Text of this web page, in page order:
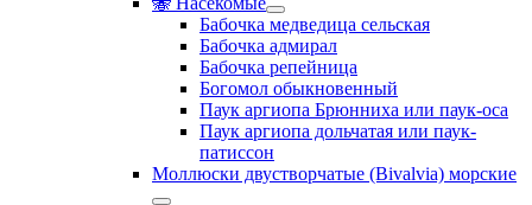
Бабочка медведица сельская
Бабочка адмирал
Бабочка репейница
Богомол обыкновенный
Паук аргиопа Брюнниха или паук-оса
Паук аргиопа дольчатая или паук-
патиссон
Моллюски двустворчатые (Bivalvia) морские